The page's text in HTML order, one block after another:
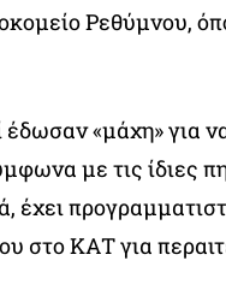
Ρεθύμνου,
έδωσαν «μάχη» για
με τις ίδιες
έχει
στο ΚΑΤ για